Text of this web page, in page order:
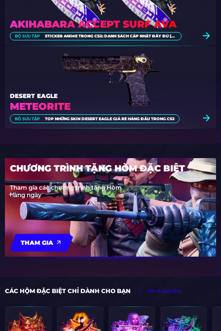
AKIHABARA ACCEPT SURF AVA
BỘ SƯU TẬP STICKER ANIME TRONG CS2: DANH SÁCH CẬP NHẬT ĐẦY ĐỦ [2026]
METEORITE
DESERT EAGLE
BỘ SƯU TẬP TOP NHỮNG SKIN DESERT EAGLE GIÁ RẺ HÀNG ĐẦU TRONG CS2
CHƯƠNG TRÌNH TẶNG HÒM ĐẶC BIỆT
Tham gia các chương trình tặng Hòm
hàng ngày
THAM GIA
CÁC HỘM ĐẶC BIỆT CHỈ DÀNH CHO BẠN TẤT CẢ CÁC HỘM